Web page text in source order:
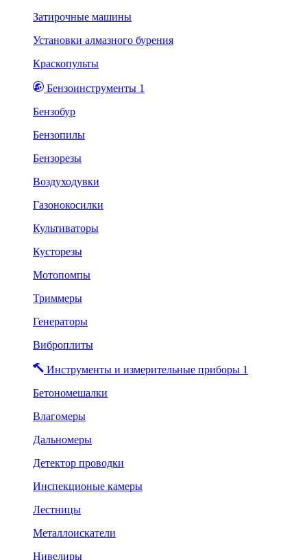
Затирочные машины
Установки алмазного бурения
Краскопульты
Бензоинструменты 1
Бензобур
Бензопилы
Бензорезы
Воздуходувки
Газонокосилки
Культиваторы
Кусторезы
Мотопомпы
Триммеры
Генераторы
Виброплиты
Инструменты и измерительные приборы 1
Бетономешалки
Влагомеры
Дальномеры
Детектор проводки
Инспекционые камеры
Лестницы
Металлоискатели
Нивелиры